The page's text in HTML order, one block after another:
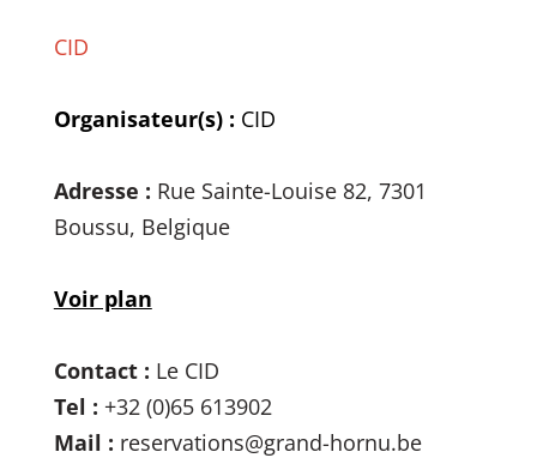
CID
Organisateur(s) : CID
Adresse : Rue Sainte-Louise 82, 7301
Boussu, Belgique
Voir plan
Contact : Le CID
Tel : +32 (0)65 613902
Mail : reservations@grand-hornu.be